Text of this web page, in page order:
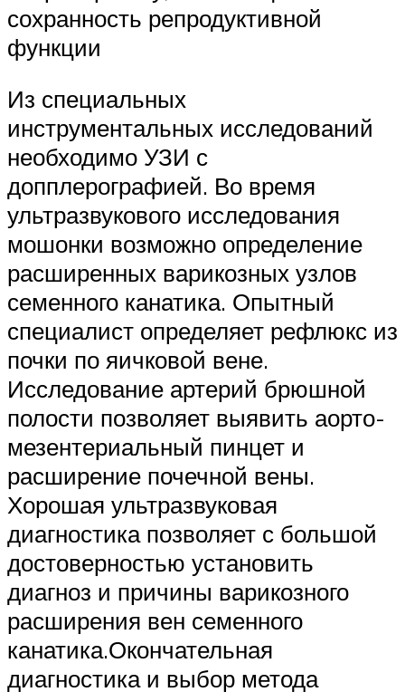
сохранность репродуктивной
функции
Из специальных
инструментальных исследований
необходимо УЗИ с
допплерографией. Во время
ультразвукового исследования
мошонки возможно определение
расширенных варикозных узлов
семенного канатика. Опытный
специалист определяет рефлюкс из
почки по яичковой вене.
Исследование артерий брюшной
полости позволяет выявить аорто-
мезентериальный пинцет и
расширение почечной вены.
Хорошая ультразвуковая
диагностика позволяет с большой
достоверностью установить
диагноз и причины варикозного
расширения вен семенного
канатика.Окончательная
диагностика и выбор метода